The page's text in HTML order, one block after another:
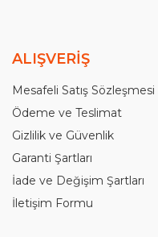
ALIŞVERİŞ
Mesafeli Satış Sözleşmesi
Ödeme ve Teslimat
Gizlilik ve Güvenlik
Garanti Şartları
İade ve Değişim Şartları
İletişim Formu